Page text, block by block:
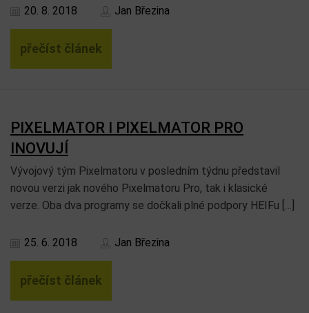
20. 8. 2018 Jan Březina
přečíst článek
PIXELMATOR I PIXELMATOR PRO
INOVUJÍ
Vývojový tým Pixelmatoru v posledním týdnu představil
novou verzi jak nového Pixelmatoru Pro, tak i klasické
verze. Oba dva programy se dočkali plné podpory HEIFu […]
25. 6. 2018 Jan Březina
přečíst článek